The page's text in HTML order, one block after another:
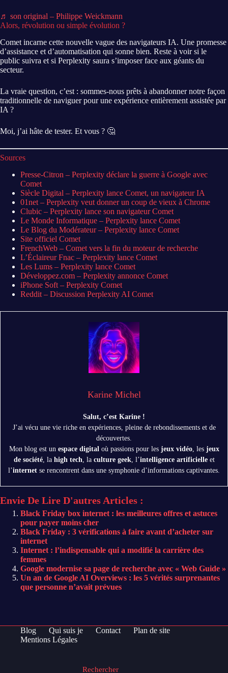
♬ son original – Philippe Weickmann
Alors, révolution ou simple évolution ?
Comet incarne cette nouvelle vague des navigateurs IA. Une promesse
d’assistance et d’automatisation qui sonne bien. Reste à voir si le
public suivra et si Perplexity saura s’imposer face aux géants du
secteur.
La vraie question, c’est : sommes-nous prêts à abandonner notre façon
traditionnelle de naviguer pour une expérience entièrement assistée par
IA ?
Moi, j’ai hâte de tester. Et vous ? 🤔
Sources
Presse-Citron – Perplexity déclare la guerre à Google avec
Comet
Siècle Digital – Perplexity lance Comet, un navigateur IA
01net – Perplexity veut donner un coup de vieux à Chrome
Clubic – Perplexity lance son navigateur Comet
Le Monde Informatique – Perplexity lance Comet
Le Blog du Modérateur – Perplexity lance Comet
Site officiel Comet
FrenchWeb – Comet vers la fin du moteur de recherche
L’Éclaireur Fnac – Perplexity lance Comet
Les Lums – Perplexity lance Comet
Développez.com – Perplexity annonce Comet
iPhone Soft – Perplexity Comet
Reddit – Discussion Perplexity AI Comet
Karine Michel
Salut, c’est Karine !
J’ai vécu une vie riche en expériences, pleine de rebondissements et de
découvertes.
Mon blog est un espace digital où passions pour les jeux vidéo, les jeux
de société, la high tech , la culture geek, l’intelligence artificielleet
l’internet se rencontrent dans une symphonie d’informations captivantes.
Envie De Lire D'autres Articles :
Black Friday box internet : les meilleures offres et astuces
pour payer moins cher
Black Friday : 3 vérifications à faire avant d’acheter sur
internet
Internet : l’indispensable qui a modifié la carrière des
femmes
Google modernise sa page de recherche avec « Web Guide »
Un an de Google AI Overviews : les 5 vérités surprenantes
que personne n’avait prévues
Blog Qui suis je Contact
Plan de site
Mentions Légales
Rechercher